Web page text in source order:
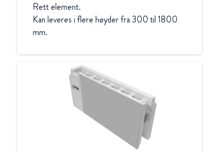
Rett element.
Kan leveres i flere høyder fra 300 til 1800
mm.